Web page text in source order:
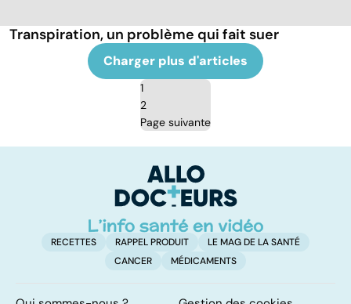
Transpiration, un problème qui fait suer
Charger plus d'articles
1
2
Page suivante
RECETTES RAPPEL PRODUIT
LE MAG DE LA SANTÉ
CANCER
MÉDICAMENTS